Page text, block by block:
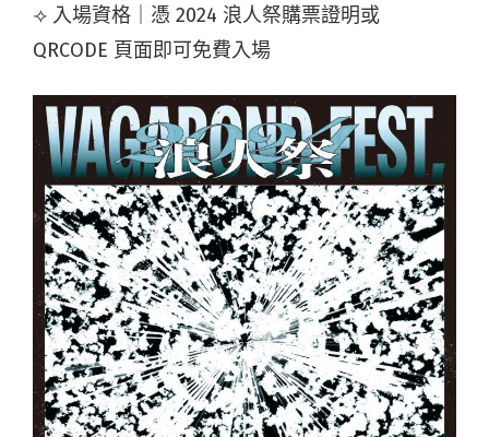
⟢ 入場資格｜憑 2024 浪人祭購票證明或
QRCODE 頁面即可免費入場